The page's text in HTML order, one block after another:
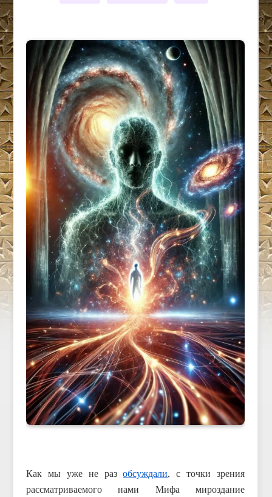
Как мы уже не разобсуждали, с точки зрения
рассматриваемого нами Мифа мироздание